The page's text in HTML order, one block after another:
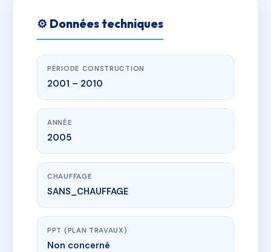
⚙️ Données techniques
PÉRIODE CONSTRUCTION
2001 – 2010
ANNÉE
2005
CHAUFFAGE
SANS_CHAUFFAGE
PPT (PLAN TRAVAUX)
Non concerné